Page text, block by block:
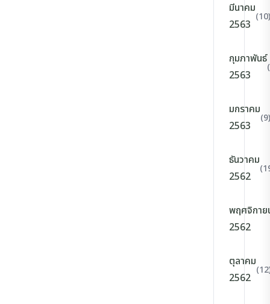
มีนาคม
2563
(10)
กุมภาพันธ์
2563
มกราคม
2563
(9)
ธันวาคม
2562
พฤศจิกาย
2562
ตุลาคม
2562